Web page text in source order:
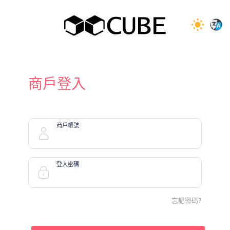
商戶登入
商戶帳號
登入密碼
忘記密碼?